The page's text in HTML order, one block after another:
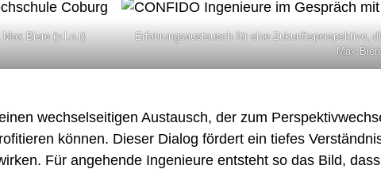
Max Biere (v.l.n.r)
Erfahrungsaustausch für eine Zukunftsperspektive,
Max
wechselseitigen Austausch, der zum
können. Dieser Dialog fördert ein tiefes
Für angehende Ingenieure entsteht so das Bild,